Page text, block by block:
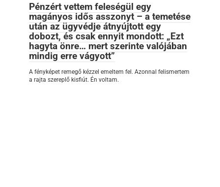
Pénzért vettem feleségül egy
magányos idős asszonyt – a temetése
után az ügyvédje átnyújtott egy
dobozt, és csak ennyit mondott: „Ezt
hagyta önre… mert szerinte valójában
mindig erre vágyott”
A fényképet remegő kézzel emeltem fel. Azonnal felismertem
a rajta szereplő kisfiút. Én voltam.